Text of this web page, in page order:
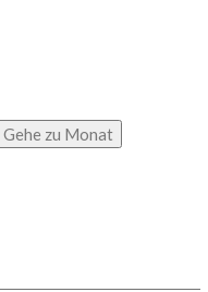
Gehe zu Monat